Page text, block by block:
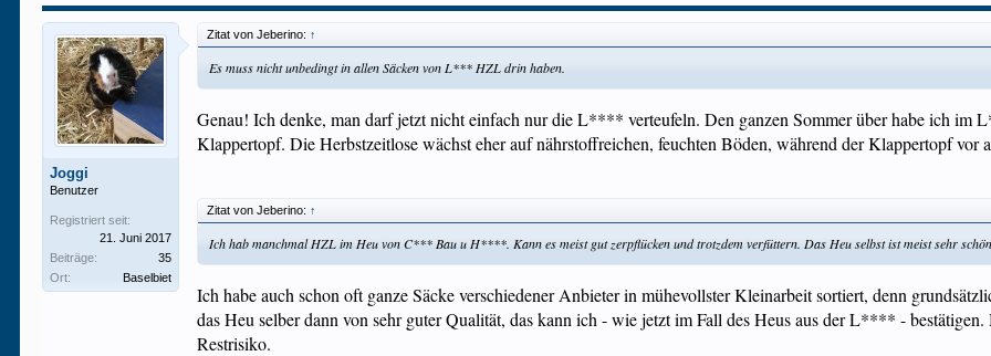
Joggi
Benutzer
Registriert seit:
21. Juni 2017
Beiträge:
35
Ort:
Baselbiet
Zitat von Jeberino: ↑
Es muss nicht unbedingt in allen Säcken von L*** HZL drin haben.
Genau! Ich denke, man darf jetzt nicht einfach nur die L**** verteufeln. Den ganzen Sommer über habe ich
Klappertopf. Die Herbstzeitlose wächst eher auf nährstoffreichen, feuchten Böden, während der Klappertopf vor
Zitat von Jeberino: ↑
Ich hab manchmal HZL im Heu von C*** Bau u H****. Kann es meist gut zerpflücken und trotzdem verfüttern. Das Heu selbst ist meist sehr
Ich habe auch schon oft ganze Säcke verschiedener Anbieter in mühevollster Kleinarbeit sortiert, denn
das Heu selber dann von sehr guter Qualität, das kann ich - wie jetzt im Fall des Heus aus der L**** -
Restrisiko.